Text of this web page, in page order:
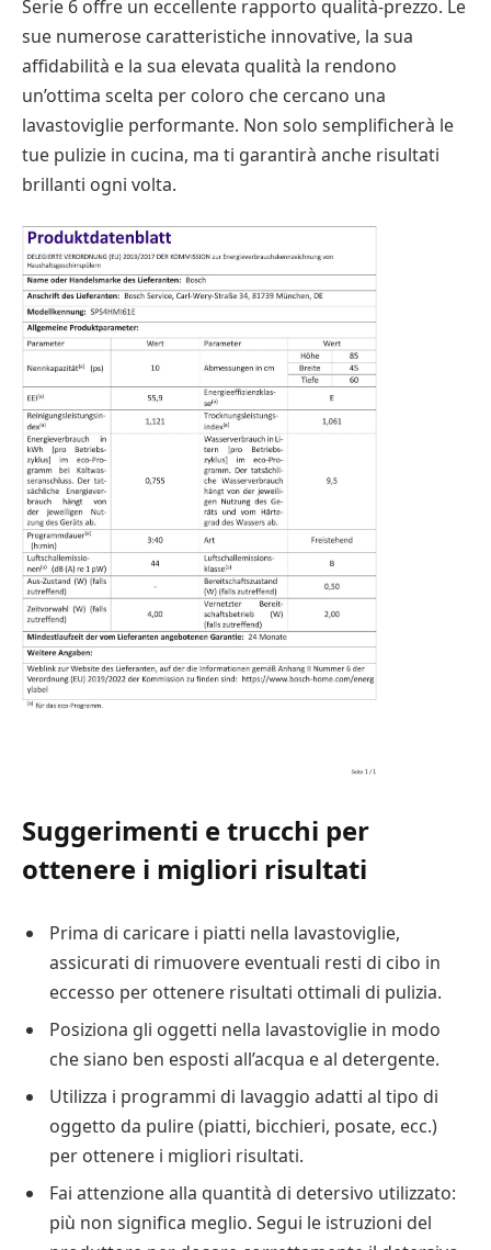
Serie 6 offre un eccellente rapporto qualità-prezzo. Le
sue numerose caratteristiche innovative, la sua
affidabilità e la sua elevata qualità la rendono
un’ottima scelta per coloro che cercano una
lavastoviglie performante. Non solo semplificherà le
tue pulizie in cucina, ma ti garantirà anche risultati
brillanti ogni volta.
Suggerimenti e trucchi per
ottenere i migliori risultati
Prima di caricare i piatti nella lavastoviglie,
assicurati di rimuovere eventuali resti di cibo in
eccesso per ottenere risultati ottimali di pulizia.
Posiziona gli oggetti nella lavastoviglie in modo
che siano ben esposti all’acqua e al detergente.
Utilizza i programmi di lavaggio adatti al tipo di
oggetto da pulire (piatti, bicchieri, posate, ecc.)
per ottenere i migliori risultati.
Fai attenzione alla quantità di detersivo utilizzato:
più non significa meglio. Segui le istruzioni del